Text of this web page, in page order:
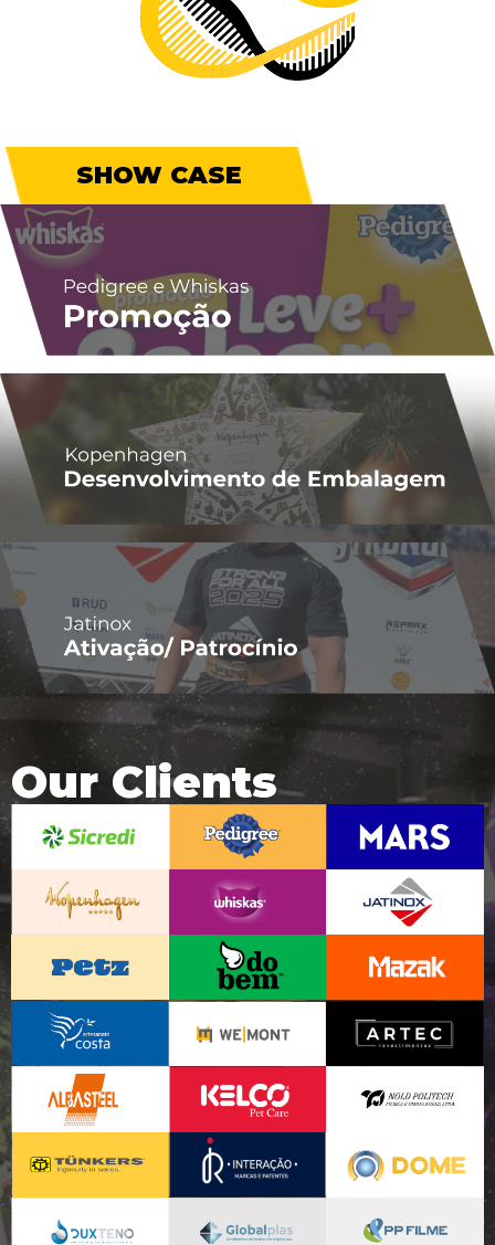
SHOW CASE
Our Clients